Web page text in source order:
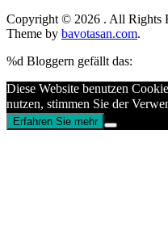
Copyright © 2026 . All Rights
Theme by bavotasan.com.
%d Bloggern gefällt das:
Diese Website benutzen
nutzen, stimmen Sie der
Erfahren Sie mehr